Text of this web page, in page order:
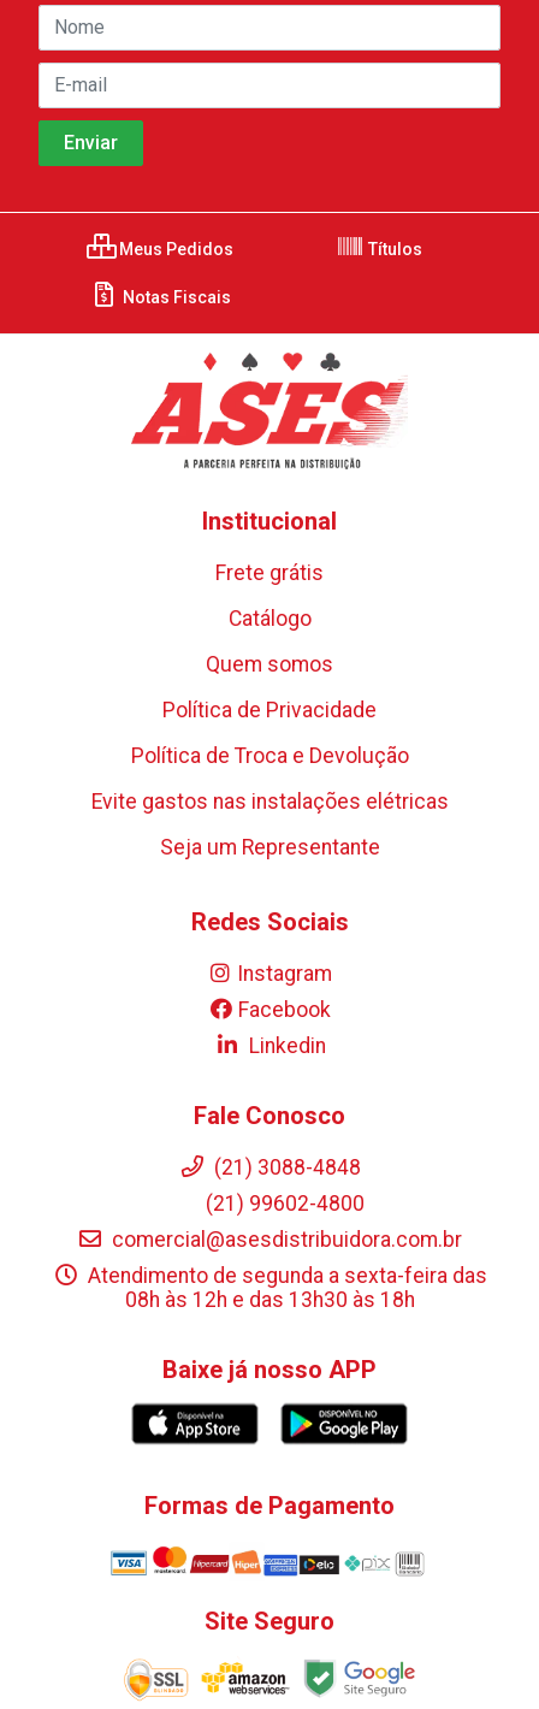
Meus Pedidos Títulos
Notas Fiscais
Institucional
Frete grátis
Catálogo
Quem somos
Política de Privacidade
Política de Troca e Devolução
Evite gastos nas instalações elétricas
Seja um Representante
Redes Sociais
Instagram
Facebook
Linkedin
Fale Conosco
(21) 3088-4848
(21) 99602-4800
comercial@asesdistribuidora.com.br
Atendimento de segunda a sexta-feira das
08h às 12h e das 13h30 às 18h
Baixe já nosso APP
Formas de Pagamento
Site Seguro